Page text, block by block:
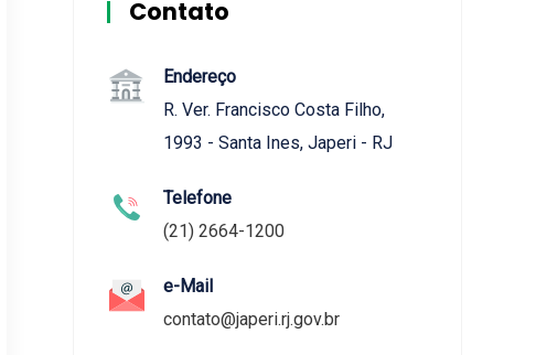
Contato
Endereço
R. Ver. Francisco Costa Filho,
1993 - Santa Ines, Japeri - RJ
Telefone
(21) 2664-1200
e-Mail
contato@japeri.rj.gov.br